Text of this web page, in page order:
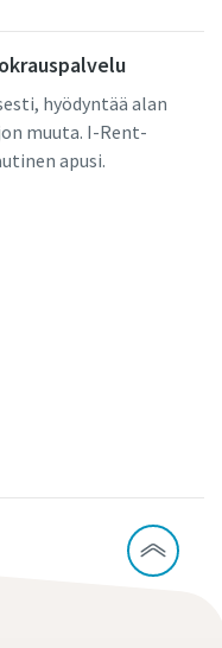
hyödyntää alan
muuta. I-Rent-
apusi.